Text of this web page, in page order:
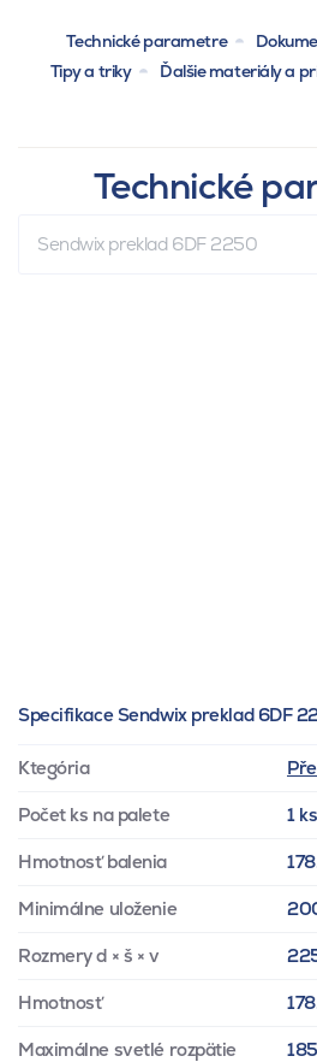
Technické parametre
Tipy a triky
Ďalšie materiály a
Technické
Sendwix preklad 6DF 2250
Specifikace Sendwix preklad 6DF
Ktegória
Počet ks na palete 1 ks
Hmotnosť balenia
Minimálne uloženie
Rozmery d × š × v
Hmotnosť
Maximálne svetlé rozpätie